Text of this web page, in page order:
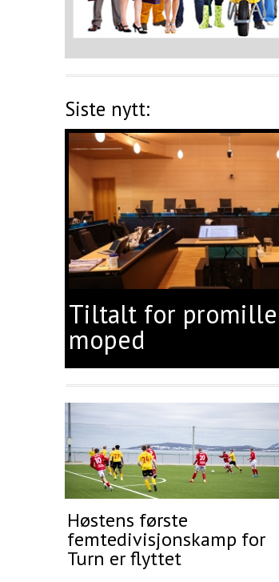
Siste nytt:
Tiltalt for
moped
Høstens første
femtedivisjonskamp for
Turn er flyttet